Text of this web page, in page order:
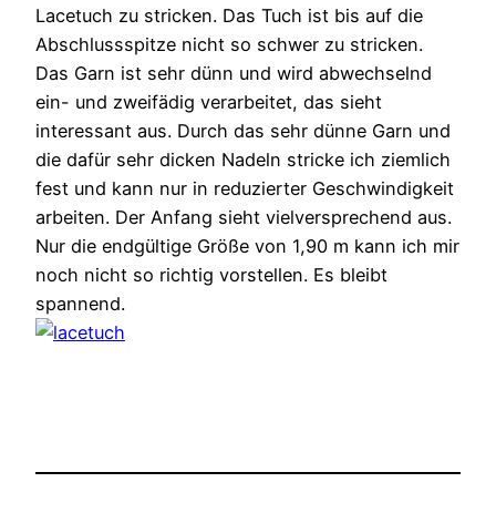
Lacetuch zu stricken. Das Tuch ist bis auf die
Abschlussspitze nicht so schwer zu stricken.
Das Garn ist sehr dünn und wird abwechselnd
ein- und zweifädig verarbeitet, das sieht
interessant aus. Durch das sehr dünne Garn und
die dafür sehr dicken Nadeln stricke ich ziemlich
fest und kann nur in reduzierter Geschwindigkeit
arbeiten. Der Anfang sieht vielversprechend aus.
Nur die endgültige Größe von 1,90 m kann ich mir
noch nicht so richtig vorstellen. Es bleibt
spannend.